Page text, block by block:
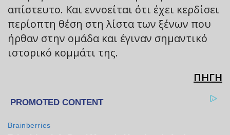
απίστευτο. Και εννοείται ότι έχει κερδίσει
περίοπτη θέση στη λίστα των ξένων που
ήρθαν στην ομάδα και έγιναν σημαντικό
ιστορικό κομμάτι της.
ΠΗΓΗ